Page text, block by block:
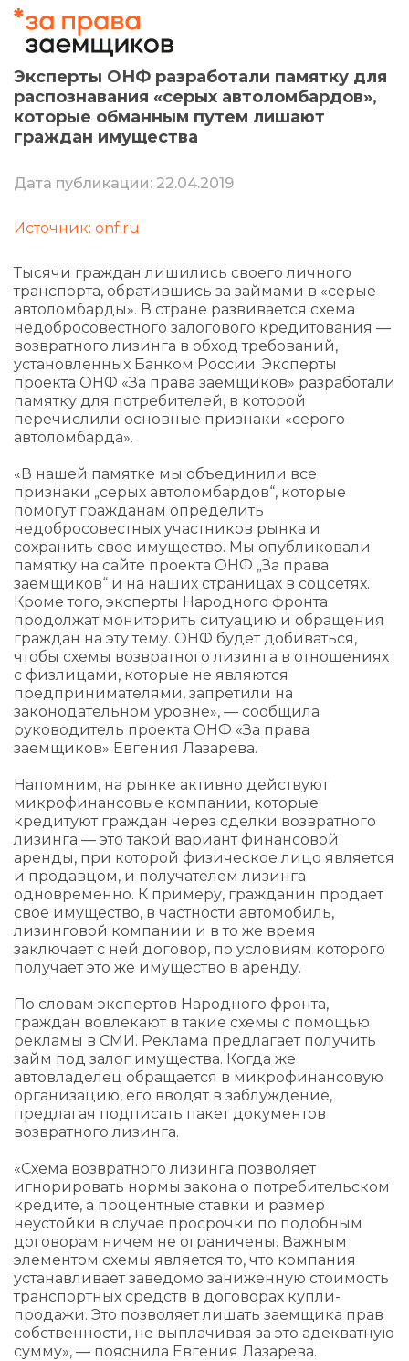
Эксперты ОНФ разработали памятку для
распознавания «серых автоломбардов»,
которые обманным путем лишают
граждан имущества
Дата публикации: 22.04.2019
Источник: onf.ru
Тысячи граждан лишились своего личного
транспорта, обратившись за займами в «серые
автоломбарды». В стране развивается схема
недобросовестного залогового кредитования —
возвратного лизинга в обход требований,
установленных Банком России. Эксперты
проекта ОНФ «За права заемщиков» разработали
памятку для потребителей, в которой
перечислили основные признаки «серого
автоломбарда».
«В нашей памятке мы объединили все
признаки „серых автоломбардов“, которые
помогут гражданам определить
недобросовестных участников рынка и
сохранить свое имущество. Мы опубликовали
памятку на сайте проекта ОНФ „За права
заемщиков“ и на наших страницах в соцсетях.
Кроме того, эксперты Народного фронта
продолжат мониторить ситуацию и обращения
граждан на эту тему. ОНФ будет добиваться,
чтобы схемы возвратного лизинга в отношениях
с физлицами, которые не являются
предпринимателями, запретили на
законодательном уровне», — сообщила
руководитель проекта ОНФ «За права
заемщиков» Евгения Лазарева.
Напомним, на рынке активно действуют
микрофинансовые компании, которые
кредитуют граждан через сделки возвратного
лизинга — это такой вариант финансовой
аренды, при которой физическое лицо является
и продавцом, и получателем лизинга
одновременно. К примеру, гражданин продает
свое имущество, в частности автомобиль,
лизинговой компании и в то же время
заключает с ней договор, по условиям которого
получает это же имущество в аренду.
По словам экспертов Народного фронта,
граждан вовлекают в такие схемы с помощью
рекламы в СМИ. Реклама предлагает получить
займ под залог имущества. Когда же
автовладелец обращается в микрофинансовую
организацию, его вводят в заблуждение,
предлагая подписать пакет документов
возвратного лизинга.
«Схема возвратного лизинга позволяет
игнорировать нормы закона о потребительском
кредите, а процентные ставки и размер
неустойки в случае просрочки по подобным
договорам ничем не ограничены. Важным
элементом схемы является то, что компания
устанавливает заведомо заниженную стоимость
транспортных средств в договорах купли-
продажи. Это позволяет лишать заемщика прав
собственности, не выплачивая за это адекватную
сумму», — пояснила Евгения Лазарева.